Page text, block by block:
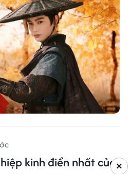
kinh điển nhất của×